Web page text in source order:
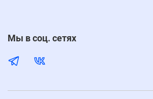
Мы в соц. сетях